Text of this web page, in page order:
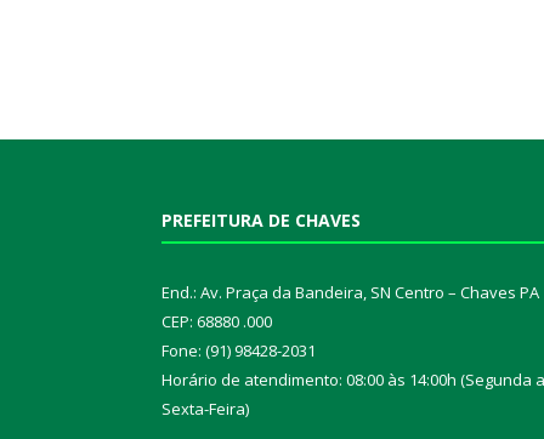
PREFEITURA DE CHAVES
End.: Av. Praça da Bandeira, SN Centro – Chaves PA
CEP: 68880 .000
Fone: (91) 98428-2031
Horário de atendimento: 08:00 às 14:00h (Segunda a
Sexta-Feira)